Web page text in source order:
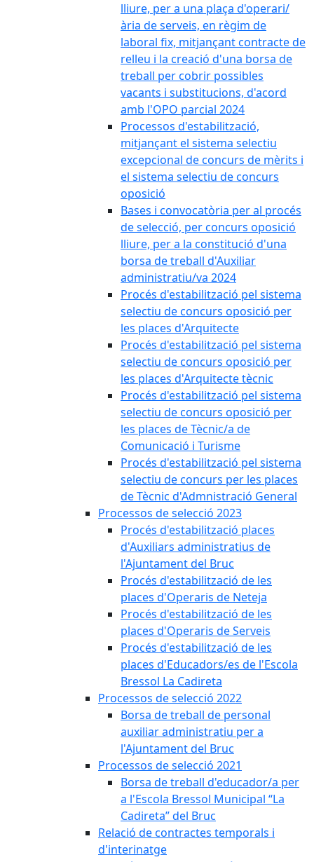
lliure, per a una plaça d'operari/
ària de serveis, en règim de
laboral fix, mitjançant contracte de
relleu i la creació d'una borsa de
treball per cobrir possibles
vacants i substitucions, d'acord
amb l'OPO parcial 2024
Processos d'estabilització,
mitjançant el sistema selectiu
excepcional de concurs de mèrits i
el sistema selectiu de concurs
oposició
Bases i convocatòria per al procés
de selecció, per concurs oposició
lliure, per a la constitució d'una
borsa de treball d'Auxiliar
administratiu/va 2024
Procés d'estabilització pel sistema
selectiu de concurs oposició per
les places d'Arquitecte
Procés d'estabilització pel sistema
selectiu de concurs oposició per
les places d'Arquitecte tècnic
Procés d'estabilització pel sistema
selectiu de concurs oposició per
les places de Tècnic/a de
Comunicació i Turisme
Procés d'estabilització pel sistema
selectiu de concurs per les places
de Tècnic d'Admnistració General
Processos de selecció 2023
Procés d'estabilització places
d'Auxiliars administratius de
l'Ajuntament del Bruc
Procés d'estabilització de les
places d'Operaris de Neteja
Procés d'estabilització de les
places d'Operaris de Serveis
Procés d'estabilització de les
places d'Educadors/es de l'Escola
Bressol La Cadireta
Processos de selecció 2022
Borsa de treball de personal
auxiliar administratiu per a
l'Ajuntament del Bruc
Processos de selecció 2021
Borsa de treball d'educador/a per
a l'Escola Bressol Municipal “La
Cadireta” del Bruc
Relació de contractes temporals i
d'interinatge